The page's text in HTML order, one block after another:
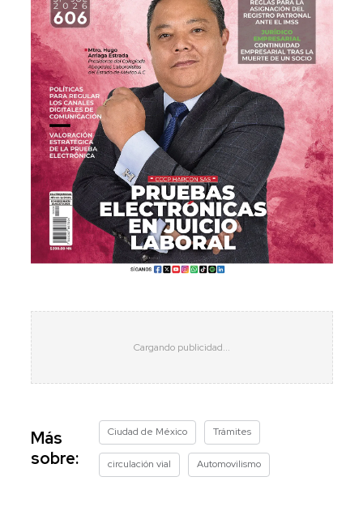
Más
sobre:
Ciudad de México Trámites
circulación vial Automovilismo